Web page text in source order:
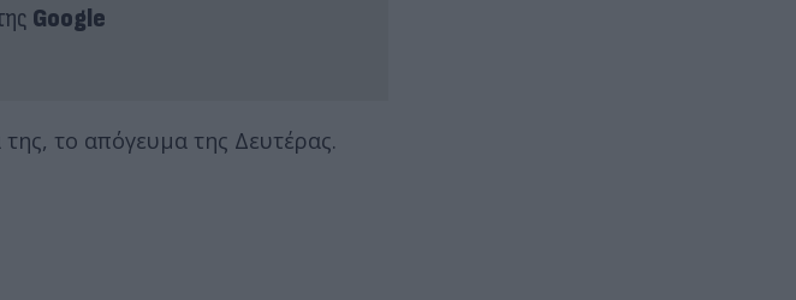
Google
το απόγευμα της Δευτέρας.